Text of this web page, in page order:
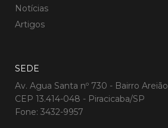
Notícias
Artigos
SEDE
Av. Agua Santa nº 730 - Bairro Areião
CEP 13.414-048 - Piracicaba/SP
Fone: 3432-9957